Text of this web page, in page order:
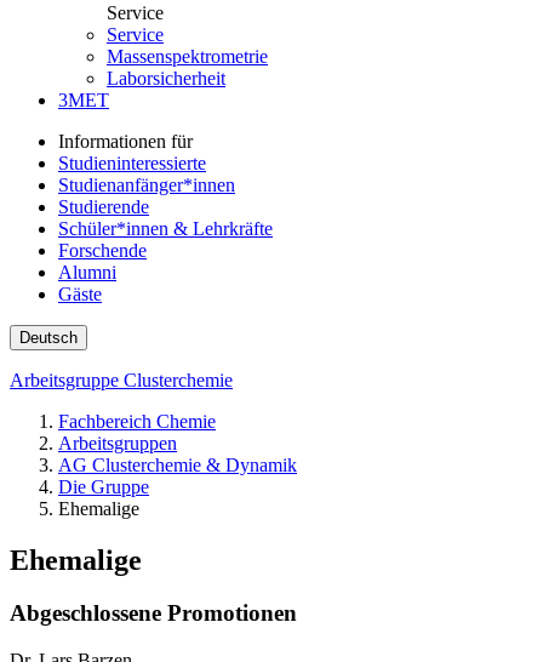
Service
Service
Massenspektrometrie
Laborsicherheit
3MET
Informationen für
Studieninteressierte
Studienanfänger*innen
Studierende
Schüler*innen & Lehrkräfte
Forschende
Alumni
Gäste
Deutsch
Arbeitsgruppe Clusterchemie
Fachbereich Chemie
Arbeitsgruppen
AG Clusterchemie & Dynamik
Die Gruppe
Ehemalige
Ehemalige
Abgeschlossene Promotionen